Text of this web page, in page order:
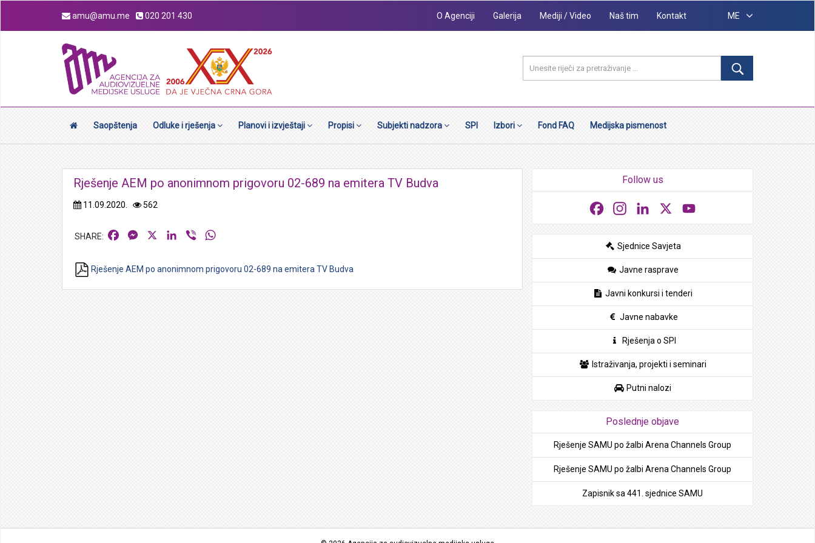
amu@amu.me 020 201 430 O Agenciji Galerija Mediji / Video Naš tim Kontakt ME
Saopštenja Odluke i rješenja Planovi i izvještaji Propisi Subjekti nadzora SPI Izbori Fond FAQ Medijska pismenost
Rješenje AEM po anonimnom prigovoru 02-689 na emitera TV Budva
11.09.2020. 562
FacebookMessengerLinkedIn
Viber
Rješenje AEM po anonimnom prigovoru 02-689 na emitera TV Budva
Follow us
FacebookInstagramLinkedIn
Sjednice Savjeta
Javne rasprave
Javni konkursi i tenderi
Javne nabavke
Rješenja o SPI
Istraživanja, projekti i seminari
Putni nalozi
Poslednje objave
Rješenje SAMU po žalbi Arena Channels Group
Rješenje SAMU po žalbi Arena Channels Group
Zapisnik sa 441. sjednice SAMU